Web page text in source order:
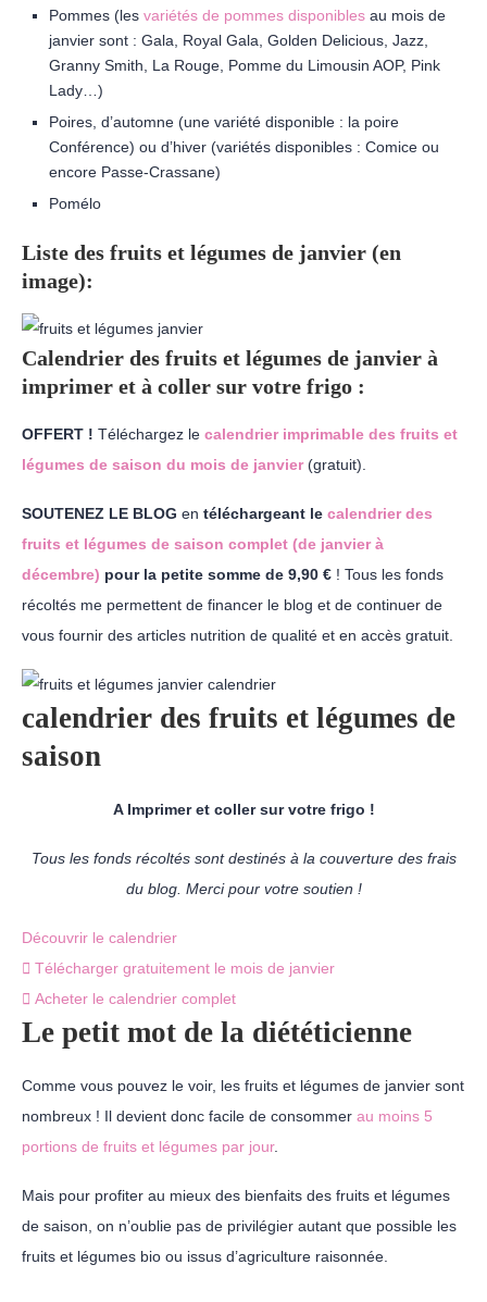
Pommes (les variétés de pommes disponibles au mois de
janvier sont : Gala, Royal Gala, Golden Delicious, Jazz,
Granny Smith, La Rouge, Pomme du Limousin AOP, Pink
Lady…)
Poires, d’automne (une variété disponible : la poire
Conférence) ou d’hiver (variétés disponibles : Comice ou
encore Passe-Crassane)
Pomélo
Liste des fruits et légumes de janvier (en
image):
Calendrier des fruits et légumes de janvier à
imprimer et à coller sur votre frigo :
OFFERT ! Téléchargez le calendrier imprimable des fruits et
légumes de saison du mois de janvier (gratuit).
SOUTENEZ LE BLOG en téléchargeant le calendrier des
fruits et légumes de saison complet (de janvier à
décembre) pour la petite somme de 9,90 € ! Tous les fonds
récoltés me permettent de financer le blog et de continuer de
vous fournir des articles nutrition de qualité et en accès gratuit.
calendrier des fruits et légumes de
saison
A Imprimer et coller sur votre frigo !
Tous les fonds récoltés sont destinés à la couverture des frais
du blog. Merci pour votre soutien !
Découvrir le calendrier
Télécharger gratuitement le mois de janvier
Acheter le calendrier complet
Le petit mot de la diététicienne
Comme vous pouvez le voir, les fruits et légumes de janvier sont
nombreux ! Il devient donc facile de consommer au moins 5
portions de fruits et légumes par jour.
Mais pour profiter au mieux des bienfaits des fruits et légumes
de saison, on n’oublie pas de privilégier autant que possible les
fruits et légumes bio ou issus d’agriculture raisonnée.